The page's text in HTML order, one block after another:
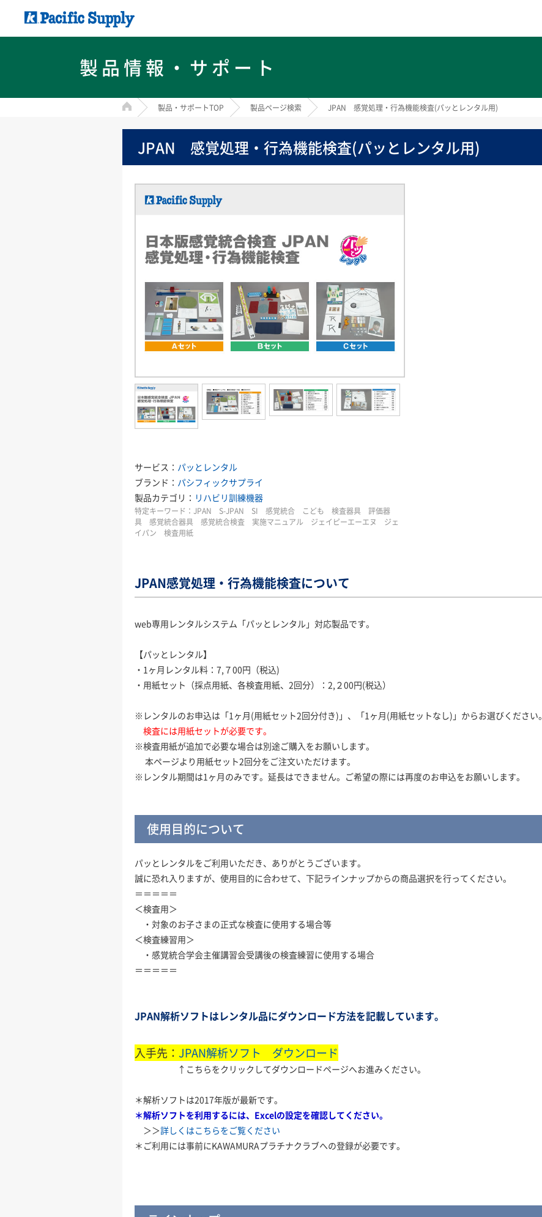
製品情報・サポート
HOME 製品・サポートTOP 製品ページ検索 JPAN 感覚処理・行為機能検査(パッとレンタル用)
JPAN 感覚処理・行為機能検査(パッとレンタル用)
サービス： パッとレンタル
ブランド： パシフィックサプライ
製品カテゴリ： リハビリ訓練機器
特定キーワード： JPAN S-JPAN SI 感覚統合 こども 検査器具 評価器
具 感覚統合器具 感覚統合検査 実施マニュアル ジェイピーエーエヌ ジェ
イパン 検査用紙
JPAN感覚処理・行為機能検査について
web専用レンタルシステム「パッとレンタル」対応製品です。
【パッとレンタル】
・1ヶ月レンタル料：7,７00円（税込)
・用紙セット（採点用紙、各検査用紙、2回分）：2,２00円(税込）
※レンタルのお申込は「1ヶ月(用紙セット2回分付き)」、「1ヶ月(用紙セットなし)」からお選びください。
検査には用紙セットが必要です。
※検査用紙が追加で必要な場合は別途ご購入をお願いします。
本ページより用紙セット2回分をご注文いただけます。
※レンタル期間は1ヶ月のみです。延長はできません。ご希望の際には再度のお申込をお願いします。
使用目的について
パッとレンタルをご利用いただき、ありがとうございます。
誠に恐れ入りますが、使用目的に合わせて、下記ラインナップからの商品選択を行ってください。
＝＝＝＝＝
＜検査用＞
・対象のお子さまの正式な検査に使用する場合等
＜検査練習用＞
・感覚統合学会主催講習会受講後の検査練習に使用する場合
＝＝＝＝＝
JPAN解析ソフトはレンタル品にダウンロード方法を記載しています。
入手先： JPAN解析ソフト ダウンロード
↑こちらをクリックしてダウンロードページへお進みください。
＊解析ソフトは2017年版が最新です。
＊解析ソフトを利用するには、Excelの設定を確認してください。
＞＞詳しくはこちらをご覧ください
＊ご利用には事前にKAWAMURAプラチナクラブへの登録が必要です。